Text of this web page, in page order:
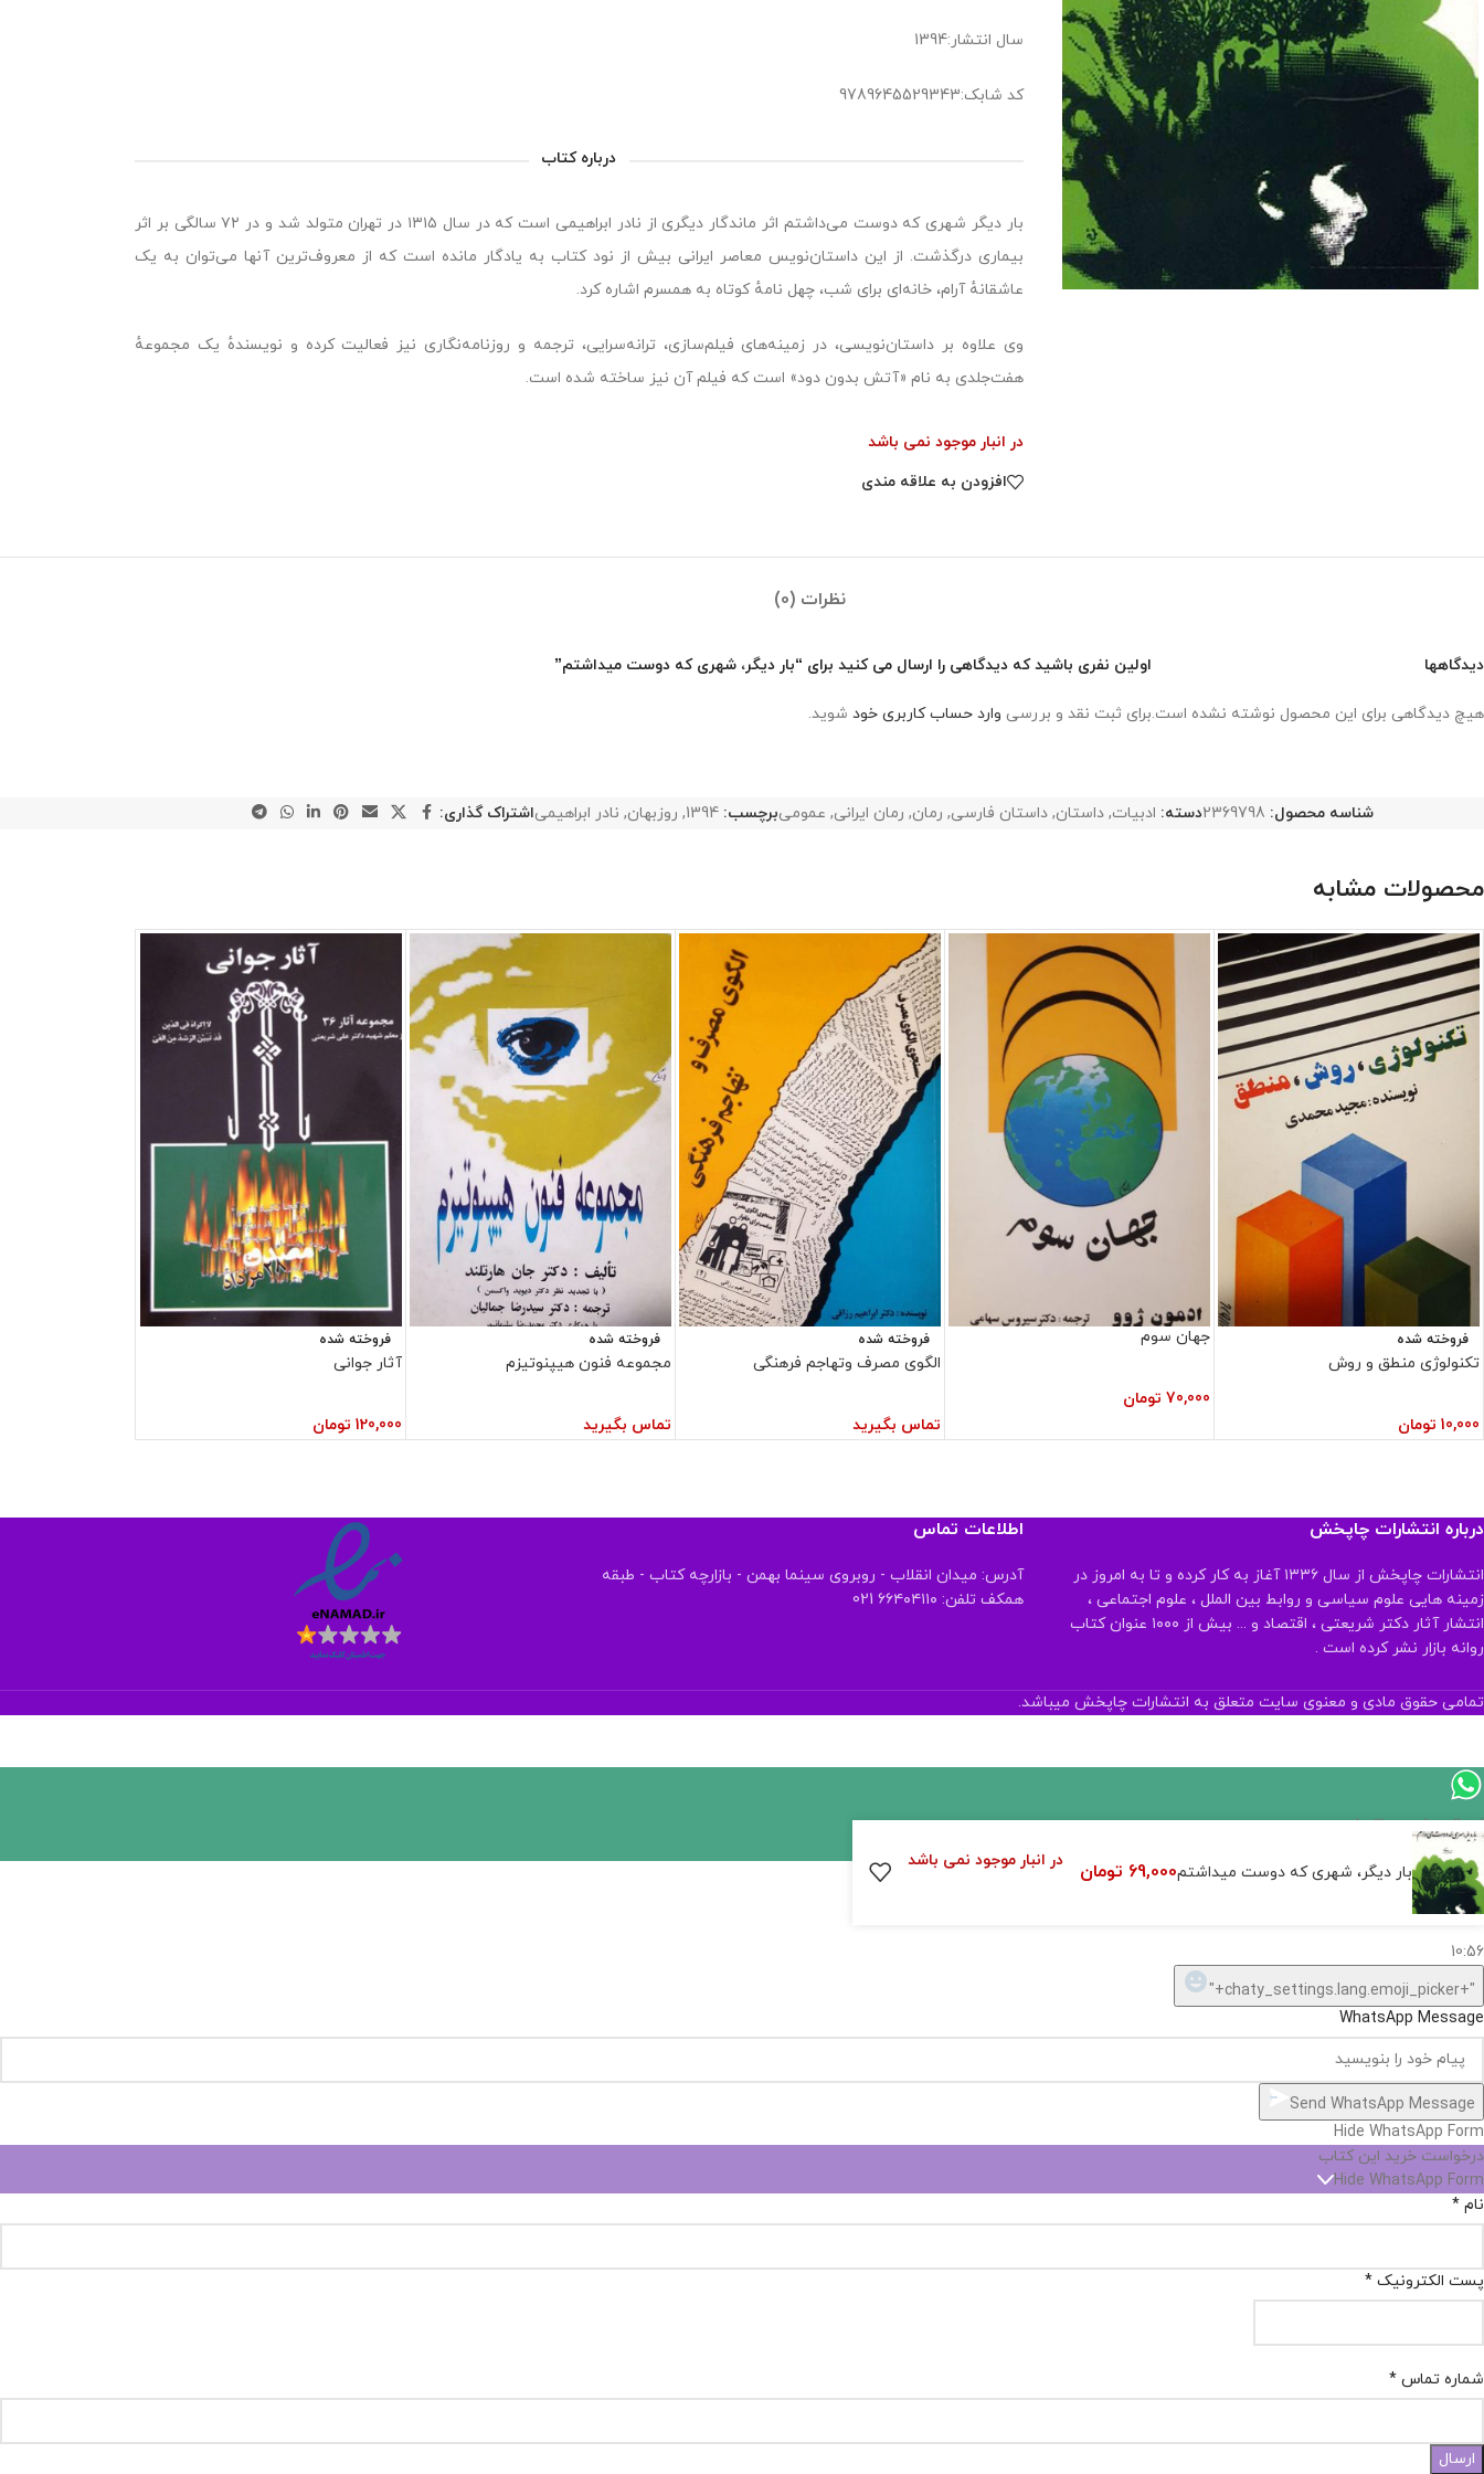
سال انتشار:1394
کد شابک:9789645529343
درباره کتاب
بار دیگر شهری که دوست می‌داشتم اثر ماندگار دیگری از نادر ابراهیمی است که در سال ۱۳۱۵ در تهران متولد شد و در ۷۲ سالگی بر اثر
بیماری درگذشت. از این داستان‌نویس معاصر ایرانی بیش از نود کتاب به یادگار مانده است که از معروف‌ترین آنها می‌توان به یک
عاشقانهٔ آرام، خانه‌ای برای شب، چهل نامهٔ کوتاه به همسرم اشاره کرد.
وی علاوه بر داستان‌نویسی، در زمینه‌های فیلم‌سازی، ترانه‌سرایی، ترجمه و روزنامه‌نگاری نیز فعالیت کرده‌ و نویسندهٔ یک مجموعهٔ
هفت‌جلدی به نام «آتش بدون دود» است که فیلم آن نیز ساخته شده است.
در انبار موجود نمی باشد
افزودن به علاقه مندی
نظرات (0)
دیدگاهها
هیچ دیدگاهی برای این محصول نوشته نشده است.
اولین نفری باشید که دیدگاهی را ارسال می کنید برای “بار دیگر، شهری که دوست میداشتم”
برای ثبت نقد و بررسی وارد حساب کاربری خود شوید.
شناسه محصول: 2369798دسته: ادبیات, داستان, داستان فارسی, رمان, رمان ایرانی, عمومیبرچسب: 1394
, روزبهان, نادر ابراهیمیاشتراک گذاری:
محصولات مشابه
فروخته شده
تکنولوژی منطق و روش
10,000 تومان
جهان سوم
70,000 تومان
فروخته شده
الگوی مصرف وتهاجم فرهنگی
تماس بگیرید
فروخته شده
مجموعه فنون هیپنوتیزم
تماس بگیرید
فروخته شده
آثار جوانی
120,000 تومان
درباره انتشارات چاپخش
انتشارات چاپخش از سال ۱۳۳۶ آغاز به کار کرده و تا به امروز در
زمینه هایی علوم سیاسی و روابط بین الملل ، علوم اجتماعی ،
انتشار آثار دکتر شریعتی ، اقتصاد و ... بیش از ۱۰۰۰ عنوان کتاب
روانه بازار نشر کرده است .
اطلاعات تماس
آدرس: میدان انقلاب - روبروی سینما بهمن - بازارچه کتاب - طبقه
همکف تلفن: ۶۶۴۰۴۱۱۰ 021
تمامی حقوق مادی و معنوی سایت متعلق به انتشارات چاپخش میباشد.
بار دیگر، شهری که دوست میداشتم69,000 تومان در انبار موجود نمی باشد
ارسال پیام در واتساپ
کارشناس فروش
سلام, چطور میتونم کمکتون کنم؟
10:56
"+chaty_settings.lang.emoji_picker+"
WhatsApp Message
Send WhatsApp Message
Hide WhatsApp Form
درخواست خرید این کتاب
Hide WhatsApp Form
نام *
پست الکترونیک *
شماره تماس *
ارسال